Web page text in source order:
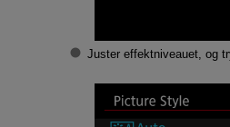
Juster effektniveauet, og